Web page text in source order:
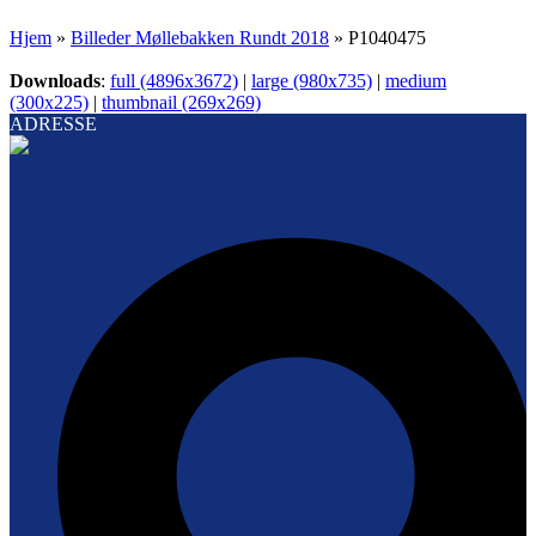
Hjem » Billeder Møllebakken Rundt 2018 » P1040475
Downloads: full (4896x3672) | large (980x735) | medium
(300x225) | thumbnail (269x269)
ADRESSE